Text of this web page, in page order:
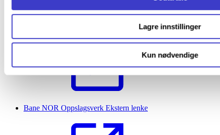
Lagre innstillinger
Kun nødvendige
Bane NOR Oppslagsverk Ekstern lenke